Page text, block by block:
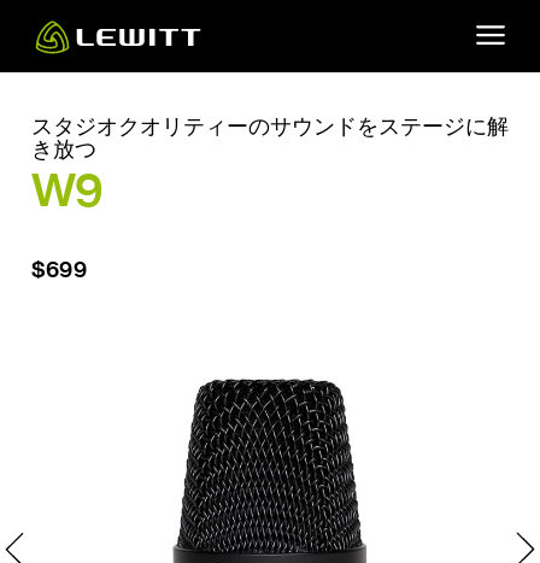
main
スタジオクオリティーのサウンドをステージに解
き放つ
W9
$699